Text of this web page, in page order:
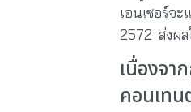
เอนเซอร์จ
2572 ส่งผ
เนื่องจา
คอนเทน